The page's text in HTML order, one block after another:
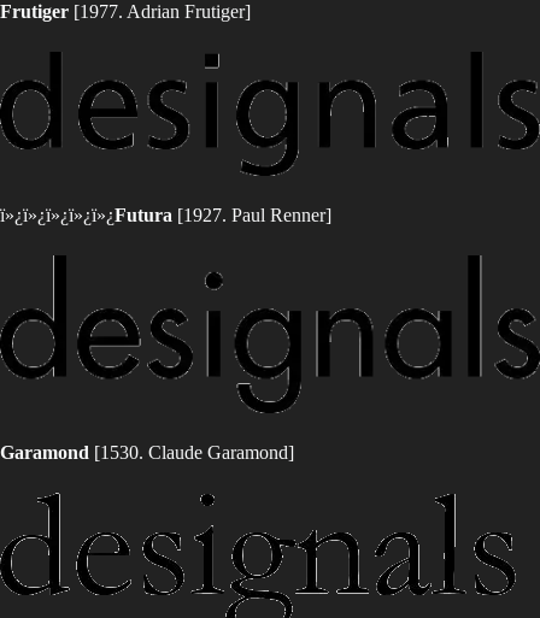
Frutiger [1977. Adrian Frutiger]
ï»¿ï»¿ï»¿ï»¿ï»¿Futura [1927. Paul Renner]
Garamond [1530. Claude Garamond]